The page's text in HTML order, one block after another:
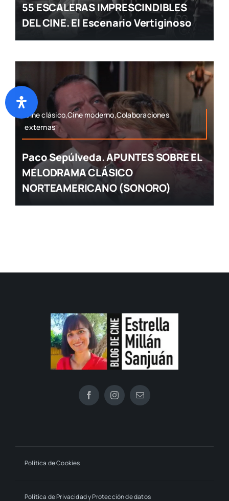
55 ESCALERAS IMPRESCINDIBLES
DEL CINE. El Escenario Vertiginoso
Cine clásico,Cine moderno,Colaboraciones
externas
Paco Sepúlveda. APUNTES SOBRE EL
MELODRAMA CLÁSICO
NORTEAMERICANO (SONORO)
Política de Cookies
Política de Privacidad y Protección de datos